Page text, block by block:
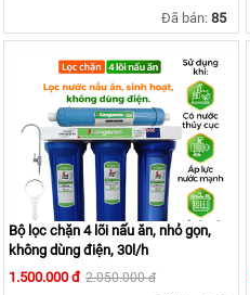
MÁY
KANGAROO
LỌC
NƯỚC
HYDROGEN
KANGAROO
MÁY
NƯỚC
Đã bán: 85
Bộ lọc chặn 4 lõi nấu ăn, nhỏ gọn,
không dùng điện, 30l/h
1.500.000 đ 2.050.000 đ